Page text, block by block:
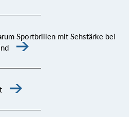
Sportbrillen mit Sehstärke bei